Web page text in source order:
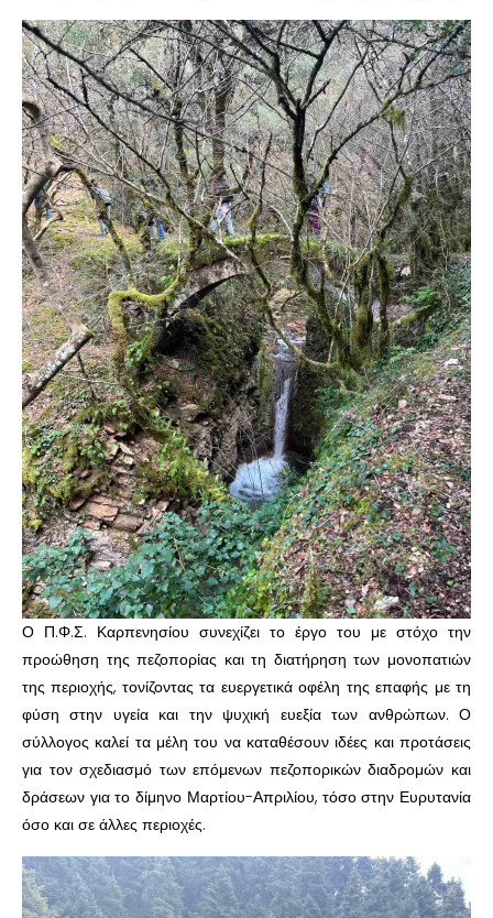
Ο Π.Φ.Σ. Καρπενησίου συνεχίζει το έργο του με στόχο την
προώθηση της πεζοπορίας και τη διατήρηση των μονοπατιών
της περιοχής, τονίζοντας τα ευεργετικά οφέλη της επαφής με τη
φύση στην υγεία και την ψυχική ευεξία των ανθρώπων. Ο
σύλλογος καλεί τα μέλη του να καταθέσουν ιδέες και προτάσεις
για τον σχεδιασμό των επόμενων πεζοπορικών διαδρομών και
δράσεων για το δίμηνο Μαρτίου-Απριλίου, τόσο στην Ευρυτανία
όσο και σε άλλες περιοχές.